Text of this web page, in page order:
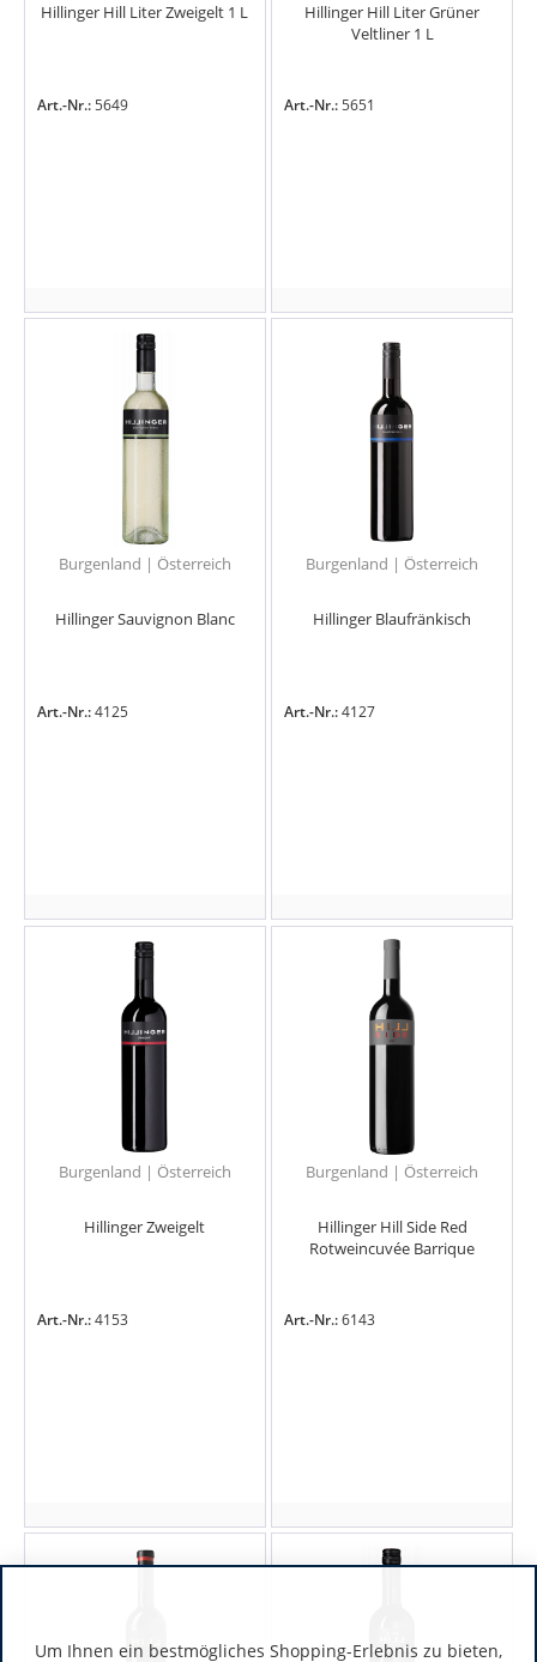
Hillinger Hill Liter Zweigelt 1 L
Art.-Nr.:5649
Hillinger Hill Liter Grüner
Veltliner 1 L
Art.-Nr.:5651
Burgenland | Österreich
Hillinger Sauvignon Blanc
Art.-Nr.:4125
Burgenland | Österreich
Hillinger Blaufränkisch
Art.-Nr.:4127
Burgenland | Österreich
Hillinger Zweigelt
Art.-Nr.:4153
Burgenland | Österreich
Hillinger Hill Side Red
Rotweincuvée Barrique
Art.-Nr.:6143
Um Ihnen ein bestmögliches Shopping-Erlebnis zu bieten,